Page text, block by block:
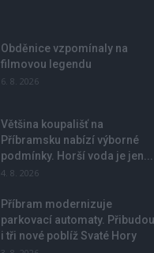
Obděnice vzpomínaly na
filmovou legendu
6. 8. 2026
Většina koupališť na
Příbramsku nabízí výborné
podmínky. Horší voda je jen...
4. 8. 2026
Příbram modernizuje
parkovací automaty. Přibudou
i tři nové poblíž Svaté Hory